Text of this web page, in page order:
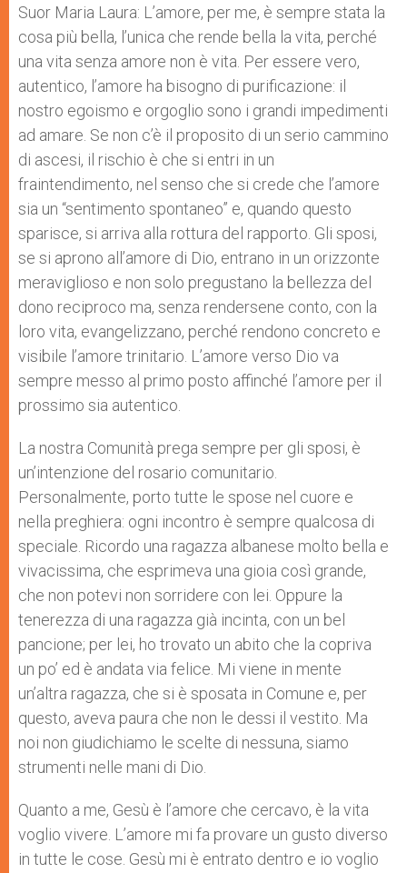
Suor Maria Laura: L’amore, per me, è sempre stata la
cosa più bella, l’unica che rende bella la vita, perché
una vita senza amore non è vita. Per essere vero,
autentico, l’amore ha bisogno di purificazione: il
nostro egoismo e orgoglio sono i grandi impedimenti
ad amare. Se non c’è il proposito di un serio cammino
di ascesi, il rischio è che si entri in un
fraintendimento, nel senso che si crede che l’amore
sia un “sentimento spontaneo” e, quando questo
sparisce, si arriva alla rottura del rapporto. Gli sposi,
se si aprono all’amore di Dio, entrano in un orizzonte
meraviglioso e non solo pregustano la bellezza del
dono reciproco ma, senza rendersene conto, con la
loro vita, evangelizzano, perché rendono concreto e
visibile l’amore trinitario. L’amore verso Dio va
sempre messo al primo posto affinché l’amore per il
prossimo sia autentico.
La nostra Comunità prega sempre per gli sposi, è
un’intenzione del rosario comunitario.
Personalmente, porto tutte le spose nel cuore e
nella preghiera: ogni incontro è sempre qualcosa di
speciale. Ricordo una ragazza albanese molto bella e
vivacissima, che esprimeva una gioia così grande,
che non potevi non sorridere con lei. Oppure la
tenerezza di una ragazza già incinta, con un bel
pancione; per lei, ho trovato un abito che la copriva
un po’ ed è andata via felice. Mi viene in mente
un’altra ragazza, che si è sposata in Comune e, per
questo, aveva paura che non le dessi il vestito. Ma
noi non giudichiamo le scelte di nessuna, siamo
strumenti nelle mani di Dio.
Quanto a me, Gesù è l’amore che cercavo, è la vita
voglio vivere. L’amore mi fa provare un gusto diverso
in tutte le cose. Gesù mi è entrato dentro e io voglio